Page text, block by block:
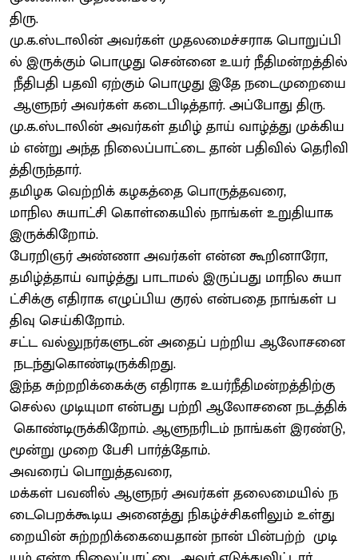
திரு.
மு.க.ஸ்டாலின் அவர்கள் முதலமைச்சராக பொறுப்பி
ல் இருக்கும் பொழுது சென்னை உயர் நீதிமன்றத்தில்
நீதிபதி பதவி ஏற்கும் பொழுது இதே நடைமுறையை
ஆளுநர் அவர்கள் கடைபிடித்தார். அப்போது திரு.
மு.க.ஸ்டாலின் அவர்கள் தமிழ் தாய் வாழ்த்து முக்கிய
ம் என்று அந்த நிலைப்பாட்டை தான் பதிவில் தெரிவி
த்திருந்தார்.
தமிழக வெற்றிக் கழகத்தை பொருத்தவரை,
மாநில சுயாட்சி கொள்கையில் நாங்கள் உறுதியாக
இருக்கிறோம்.
பேரறிஞர் அண்ணா அவர்கள் என்ன கூறினாரோ,
தமிழ்த்தாய் வாழ்த்து பாடாமல் இருப்பது மாநில சுயா
ட்சிக்கு எதிராக எழுப்பிய குரல் என்பதை நாங்கள் ப
திவு செய்கிறோம்.
சட்ட வல்லுநர்களுடன் அதைப் பற்றிய ஆலோசனை
நடந்துகொண்டிருக்கிறது.
இந்த சுற்றறிக்கைக்கு எதிராக உயர்நீதிமன்றத்திற்கு
செல்ல முடியுமா என்பது பற்றி ஆலோசனை நடத்திக்
கொண்டிருக்கிறோம். ஆளுநரிடம் நாங்கள் இரண்டு,
மூன்று முறை பேசி பார்த்தோம்.
அவரைப் பொறுத்தவரை,
மக்கள் பவனில் ஆளுநர் அவர்கள் தலைமையில் ந
டைபெறக்கூடிய அனைத்து நிகழ்ச்சிகளிலும் உள்து
றையின் சுற்றறிக்கையைதான் நான் பின்பற்ற் முடி